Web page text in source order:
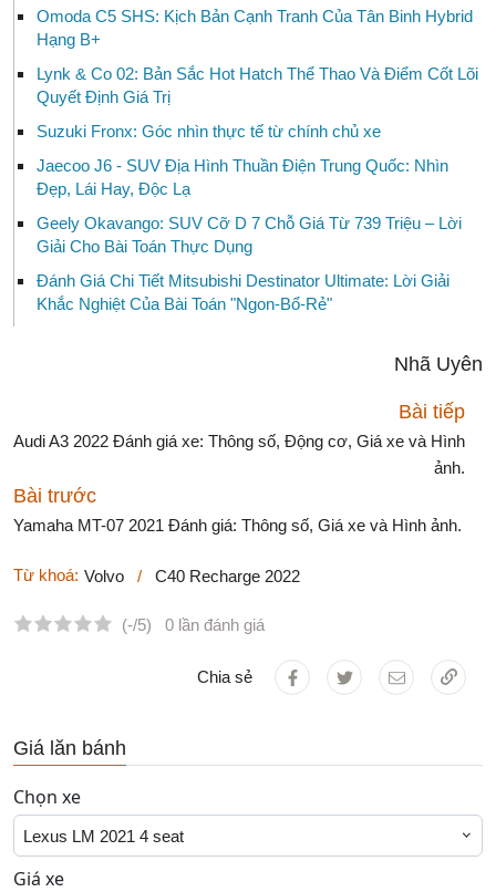
Omoda C5 SHS: Kịch Bản Cạnh Tranh Của Tân Binh Hybrid
Hạng B+
Lynk & Co 02: Bản Sắc Hot Hatch Thể Thao Và Điểm Cốt Lõi
Quyết Định Giá Trị
Suzuki Fronx: Góc nhìn thực tế từ chính chủ xe
Jaecoo J6 - SUV Địa Hình Thuần Điện Trung Quốc: Nhìn
Đẹp, Lái Hay, Độc Lạ
Geely Okavango: SUV Cỡ D 7 Chỗ Giá Từ 739 Triệu – Lời
Giải Cho Bài Toán Thực Dụng
Đánh Giá Chi Tiết Mitsubishi Destinator Ultimate: Lời Giải
Khắc Nghiệt Của Bài Toán "Ngon-Bổ-Rẻ"
Nhã Uyên
Bài tiếp
Audi A3 2022 Đánh giá xe: Thông số, Động cơ, Giá xe và Hình
ảnh.
Bài trước
Yamaha MT-07 2021 Đánh giá: Thông số, Giá xe và Hình ảnh.
Từ khoá: Volvo / C40 Recharge 2022
(-/5) 0 lần đánh giá
Chia sẻ
Giá lăn bánh
Chọn xe
Lexus LM 2021 4 seat
Giá xe